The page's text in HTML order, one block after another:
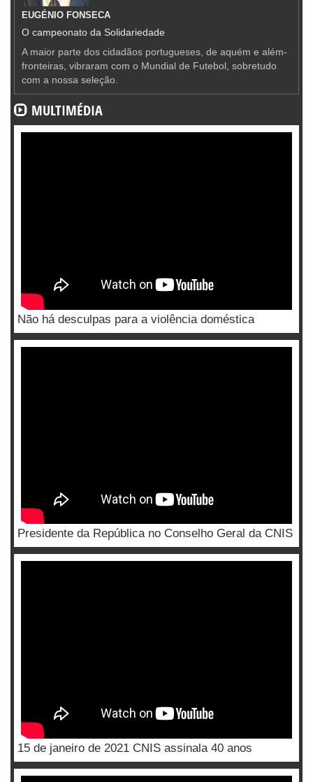
EUGÉNIO FONSECA
O campeonato da Solidariedade
A maior parte dos cidadãos portugueses, de aquém e além-
fronteiras, vibraram com o Mundial de Futebol, sobretudo
com a nossa seleção.
MULTIMÉDIA
Não há desculpas para a violência doméstica
Presidente da República no Conselho Geral da CNIS
15 de janeiro de 2021 CNIS assinala 40 anos